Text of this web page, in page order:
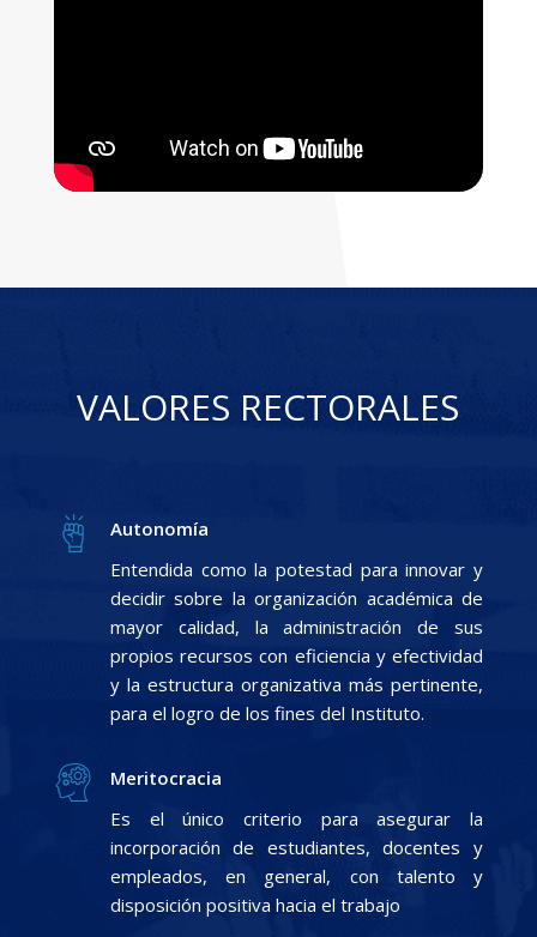
VALORES RECTORALES
Autonomía
Entendida como la potestad para innovar y
decidir sobre la organización académica de
mayor calidad, la administración de sus
propios recursos con eficiencia y efectividad
y la estructura organizativa más pertinente,
para el logro de los fines del Instituto.
Meritocracia
Es el único criterio para asegurar la
incorporación de estudiantes, docentes y
empleados, en general, con talento y
disposición positiva hacia el trabajo